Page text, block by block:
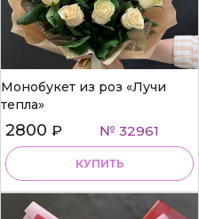
Монобукет из роз «Лучи
тепла»
2800 ₽ № 32961
КУПИТЬ